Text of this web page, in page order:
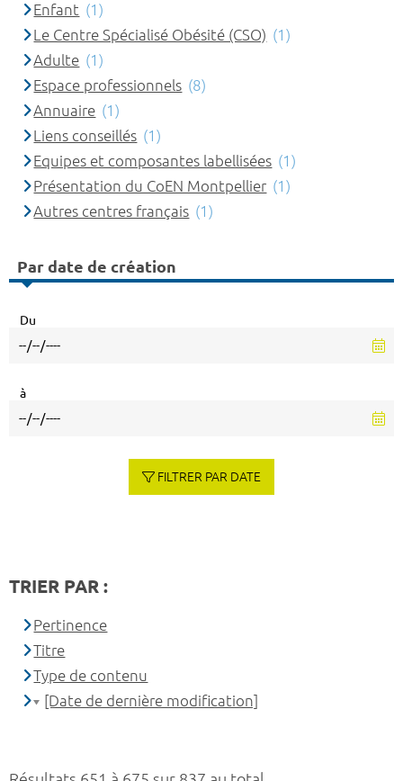
Enfant (1)
Le Centre Spécialisé Obésité (CSO) (1)
Adulte (1)
Espace professionnels (8)
Annuaire (1)
Liens conseillés (1)
Equipes et composantes labellisées (1)
Présentation du CoEN Montpellier (1)
Autres centres français (1)
Par date de création
Du
à
FILTRER PAR DATE
TRIER PAR :
Pertinence
Titre
Type de contenu
[Date de dernière modification]